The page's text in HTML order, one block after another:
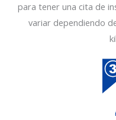
para tener una cita de
variar dependiendo